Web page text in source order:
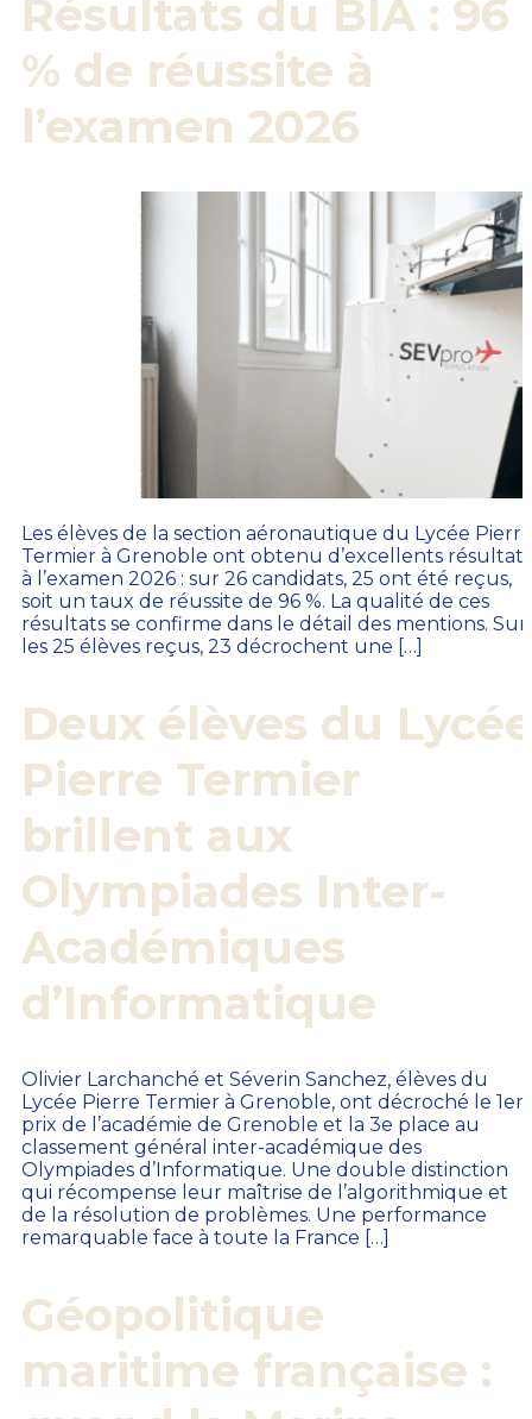
Résultats du BIA : 96
% de réussite à
l’examen 2026
Les élèves de la section aéronautique du Lycée Pierre
Termier à Grenoble ont obtenu d’excellents résultats
à l’examen 2026 : sur 26 candidats, 25 ont été reçus,
soit un taux de réussite de 96 %. La qualité de ces
résultats se confirme dans le détail des mentions. Sur
les 25 élèves reçus, 23 décrochent une […]
Deux élèves du Lycée
Pierre Termier
brillent aux
Olympiades Inter-
Académiques
d’Informatique
Olivier Larchanché et Séverin Sanchez, élèves du
Lycée Pierre Termier à Grenoble, ont décroché le 1er
prix de l’académie de Grenoble et la 3e place au
classement général inter-académique des
Olympiades d’Informatique. Une double distinction
qui récompense leur maîtrise de l’algorithmique et
de la résolution de problèmes. Une performance
remarquable face à toute la France […]
Géopolitique
maritime française :